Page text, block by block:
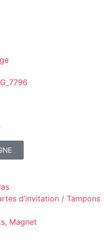
d’invitation / Tampons
Magnet